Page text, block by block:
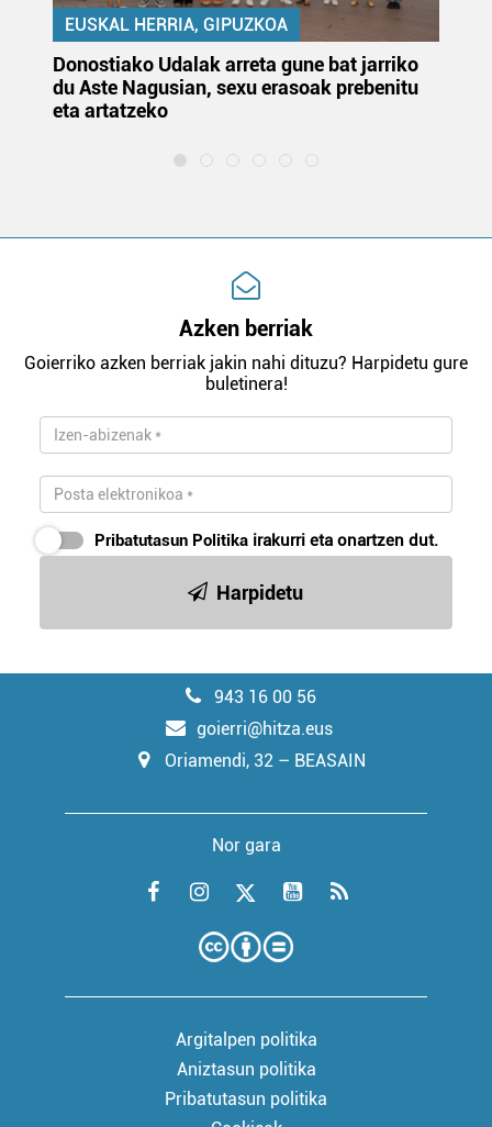
EUSKAL HERRIA, GIPUZKOA
Donostiako Udalak arreta gune bat jarriko
du Aste Nagusian, sexu erasoak prebenitu
eta artatzeko
Azken berriak
Goierriko azken berriak jakin nahi dituzu? Harpidetu gure
buletinera!
Pribatutasun Politika irakurri eta onartzen dut.
Harpidetu
943 16 00 56
goierri@hitza.eus
Oriamendi, 32 – BEASAIN
Nor gara
Argitalpen politika
Aniztasun politika
Pribatutasun politika